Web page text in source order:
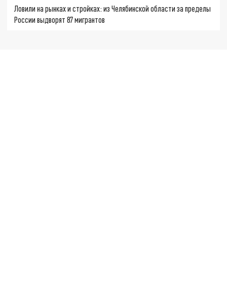
Ловили на рынках и стройках: из Челябинской области за пределы
России выдворят 87 мигрантов